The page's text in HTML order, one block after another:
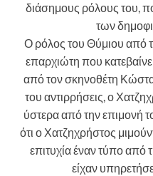
διάσημους ρόλους του,
των
Ο ρόλος του Θύμιου από
επαρχιώτη που
από τον σκηνοθέτη Κώστα
του αντιρρήσεις, ο
ύστερα από την επιμονή
ότι ο Χατζηχρήστος
επιτυχία έναν τύπο
είχαν